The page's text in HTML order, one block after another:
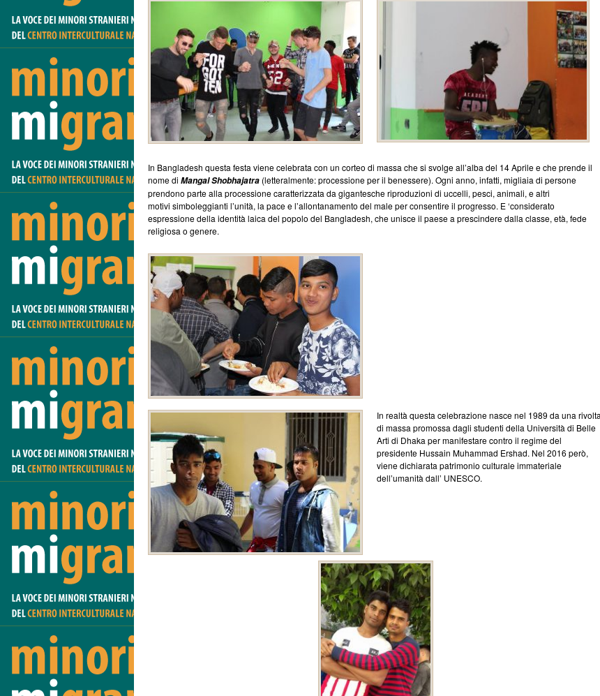
In Bangladesh questa festa viene celebrata con un corteo di massa che si svolge all’alba del 14 Aprile e che prende il
nome di Mangal Shobhajatra (letteralmente: processione per il benessere). Ogni anno, infatti, migliaia di persone
prendono parte alla processione caratterizzata da gigantesche riproduzioni di uccelli, pesci, animali, e altri
motivi simboleggianti l’unità, la pace e l’allontanamento del male per consentire il progresso. E ‘considerato
espressione della identità laica del popolo del Bangladesh, che unisce il paese a prescindere dalla classe, età, fede
religiosa o genere.
In realtà questa celebrazione nasce nel 1989 da una
di massa promossa dagli studenti della Università di Belle
Arti di Dhaka per manifestare contro il regime del
presidente Hussain Muhammad Ershad. Nel 2016 però,
viene dichiarata patrimonio culturale immateriale
dell’umanità dall’ UNESCO.